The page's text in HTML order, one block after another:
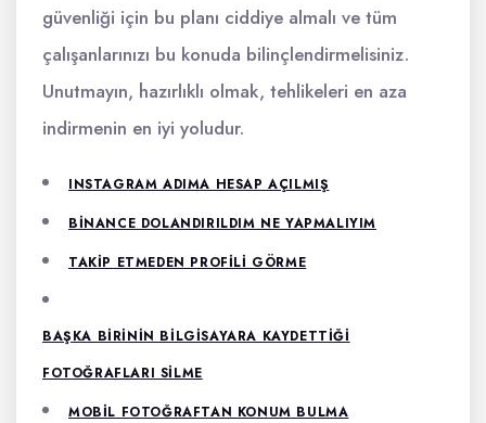
güvenliği için bu planı ciddiye almalı ve tüm
çalışanlarınızı bu konuda bilinçlendirmelisiniz.
Unutmayın, hazırlıklı olmak, tehlikeleri en aza
indirmenin en iyi yoludur.
INSTAGRAM ADIMA HESAP AÇILMIŞ
BINANCE DOLANDIRILDIM NE YAPMALIYIM
TAKIP ETMEDEN PROFILI GÖRME
BAŞKA BIRININ BILGISAYARA KAYDETTIĞI
FOTOĞRAFLARI SILME
MOBIL FOTOĞRAFTAN KONUM BULMA